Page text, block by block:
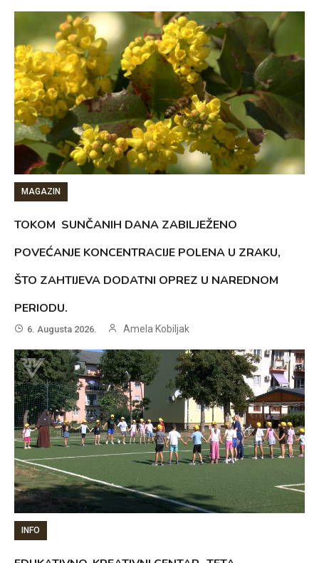
MAGAZIN
TOKOM SUNČANIH DANA ZABILJEŽENO
POVEĆANJE KONCENTRACIJE POLENA U ZRAKU,
ŠTO ZAHTIJEVA DODATNI OPREZ U NAREDNOM
PERIODU.
6. Augusta 2026. Amela Kobiljak
INFO